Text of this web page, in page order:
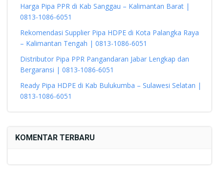
Harga Pipa PPR di Kab Sanggau – Kalimantan Barat |
0813-1086-6051
Rekomendasi Supplier Pipa HDPE di Kota Palangka Raya
– Kalimantan Tengah | 0813-1086-6051
Distributor Pipa PPR Pangandaran Jabar Lengkap dan
Bergaransi | 0813-1086-6051
Ready Pipa HDPE di Kab Bulukumba – Sulawesi Selatan |
0813-1086-6051
KOMENTAR TERBARU